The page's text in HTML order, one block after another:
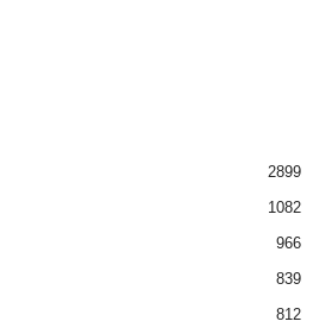
2899
1082
966
839
812